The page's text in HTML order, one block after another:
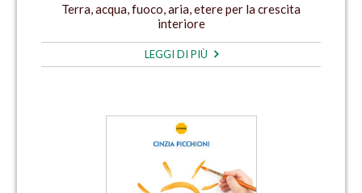
Terra, acqua, fuoco, aria, etere per la crescita
interiore
LEGGI DI PIÙ